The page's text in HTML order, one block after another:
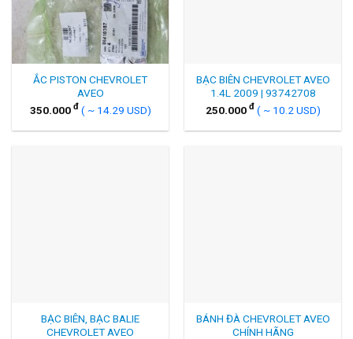
ẮC PISTON CHEVROLET
AVEO
350.000 đ ( ~ 14.29 USD)
BẠC BIÊN CHEVROLET AVEO
1.4L 2009 | 93742708
250.000 đ ( ~ 10.2 USD)
BẠC BIÊN, BẠC BALIE
CHEVROLET AVEO
BÁNH ĐÀ CHEVROLET AVEO
CHÍNH HÃNG